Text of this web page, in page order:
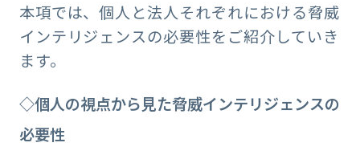
本項では、個人と法人それぞれにおける脅威
インテリジェンスの必要性をご紹介していき
ます。
◇個人の視点から見た脅威インテリジェンスの
必要性